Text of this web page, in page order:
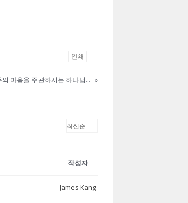
인쇄
의 마음을 주관하시는 하나님... »
작성자
James Kang